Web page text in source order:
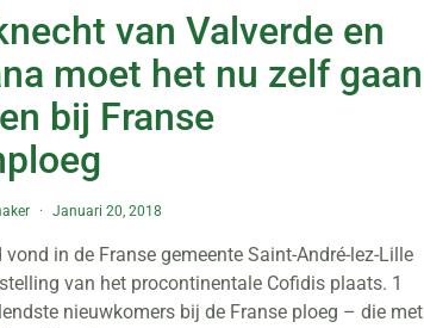
van Valverde en
moet het nu zelf gaan
bij Franse
Januari 20, 2018
in de Franse gemeente Saint-André-lez-Lille
van het procontinentale Cofidis plaats. 1
nieuwkomers bij de Franse ploeg – die met